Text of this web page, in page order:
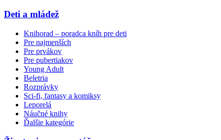
Deti a mládež
Knihorad – poradca kníh pre deti
Pre najmenších
Pre prvákov
Pre pubertiakov
Young Adult
Beletria
Rozprávky
Sci-fi, fantasy a komiksy
Leporelá
Náučné knihy
Ďalšie kategórie